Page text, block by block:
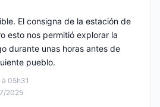
05h31
2025
El consigna de la estación de
esto nos permitió explorar la
durante unas horas antes de
pueblo.